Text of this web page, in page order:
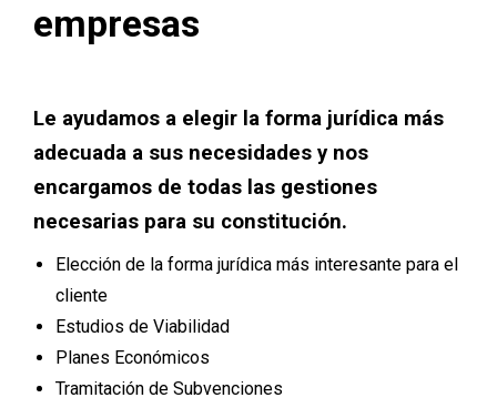
empresas
Le ayudamos a elegir la forma jurídica más
adecuada a sus necesidades y nos
encargamos de todas las gestiones
necesarias para su constitución.
Elección de la forma jurídica más interesante para el
cliente
Estudios de Viabilidad
Planes Económicos
Tramitación de Subvenciones